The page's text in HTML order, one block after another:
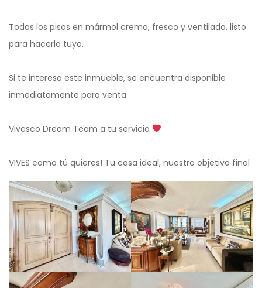
Todos los pisos en mármol crema, fresco y ventilado, listo
para hacerlo tuyo.
Si te interesa este inmueble, se encuentra disponible
inmediatamente para venta.
Vivesco Dream Team a tu servicio
VIVES como tú quieres! Tu casa ideal, nuestro objetivo final